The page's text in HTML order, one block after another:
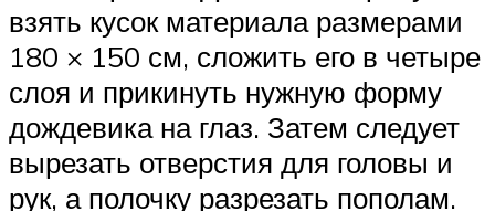
взять кусок материала размерами
180 × 150 см, сложить его в четыре
слоя и прикинуть нужную форму
дождевика на глаз. Затем следует
вырезать отверстия для головы и
рук, а полочку разрезать пополам.